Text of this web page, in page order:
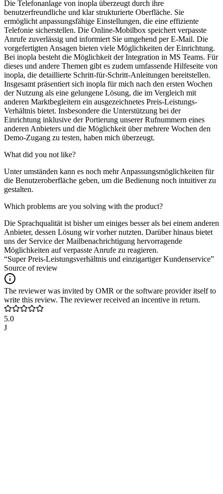
Die Telefonanlage von inopla überzeugt durch ihre
benutzerfreundliche und klar strukturierte Oberfläche. Sie
ermöglicht anpassungsfähige Einstellungen, die eine effiziente
Telefonie sicherstellen. Die Online-Mobilbox speichert verpasste
Anrufe zuverlässig und informiert Sie umgehend per E-Mail. Die
vorgefertigten Ansagen bieten viele Möglichkeiten der Einrichtung.
Bei inopla besteht die Möglichkeit der Integration in MS Teams. Für
dieses und andere Themen gibt es zudem umfassende Hilfeseite von
inopla, die detaillierte Schritt-für-Schritt-Anleitungen bereitstellen.
Insgesamt präsentiert sich inopla für mich nach den ersten Wochen
der Nutzung als eine gelungene Lösung, die im Vergleich mit
anderen Marktbegleitern ein ausgezeichnetes Preis-Leistungs-
Verhältnis bietet. Insbesondere die Unterstützung bei der
Einrichtung inklusive der Portierung unserer Rufnummern eines
anderen Anbieters und die Möglichkeit über mehrere Wochen den
Demo-Zugang zu testen, haben mich überzeugt.
What did you not like?
Unter umständen kann es noch mehr Anpassungsmöglichkeiten für
die Benutzeroberfläche geben, um die Bedienung noch intuitiver zu
gestalten.
Which problems are you solving with the product?
Die Sprachqualität ist bisher um einiges besser als bei einem anderen
Anbieter, dessen Lösung wir vorher nutzten. Darüber hinaus bietet
uns der Service der Mailbenachrichtigung hervorragende
Möglichkeiten auf verpasste Anrufe zu reagieren.
“Super Preis-Leistungsverhältnis und einzigartiger Kundenservice”
Source of review
The reviewer was invited by OMR or the software provider itself to
write this review. The reviewer received an incentive in return.
5.0
J